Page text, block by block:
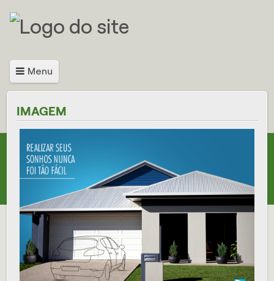
Menu
IMAGEM